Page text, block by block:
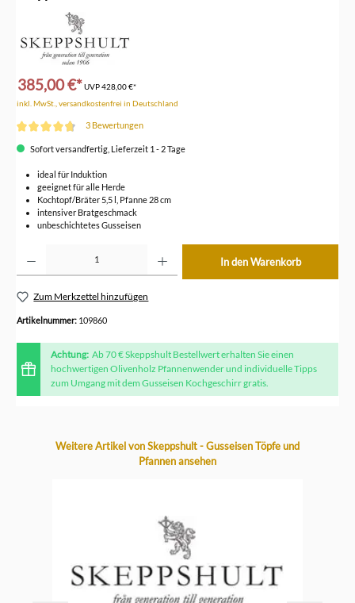
385,00 €*UVP428,00 €*
inkl. MwSt., versandkostenfrei in Deutschland
3 Bewertungen
Sofort versandfertig, Lieferzeit 1 - 2 Tage
ideal für Induktion
geeignet für alle Herde
Kochtopf/Bräter 5,5 l, Pfanne 28 cm
intensiver Bratgeschmack
unbeschichtetes Gusseisen
In den Warenkorb
Zum Merkzettel hinzufügen
Artikelnummer: 109860
Achtung:Ab 70 € Skeppshult Bestellwert erhalten Sie einen
hochwertigen Olivenholz Pfannenwender und individuelle Tipps
zum Umgang mit dem Gusseisen Kochgeschirr gratis.
Produktgalerie überspringen
Weitere Artikel von Skeppshult - Gusseisen Töpfe und
Pfannen ansehen